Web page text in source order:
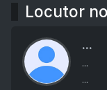
Locutor
...
...
...